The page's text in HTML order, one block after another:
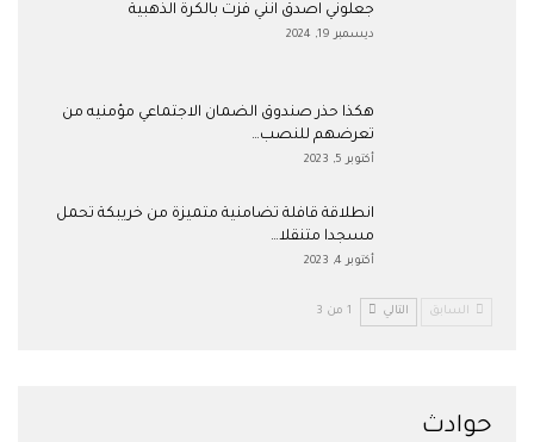
جعلوني اصدق انني فزت بالكرة الذهبية
ديسمبر 19, 2024
هكذا حذر صندوق الضمان الاجتماعي مؤمنيه من
تعرضهم للنصب…
أكتوبر 5, 2023
انطلاقة قافلة تضامنية متميزة من خريبكة تحمل
مسجدا متنقلا…
أكتوبر 4, 2023
السابق التالي 1 من 3
حوادث